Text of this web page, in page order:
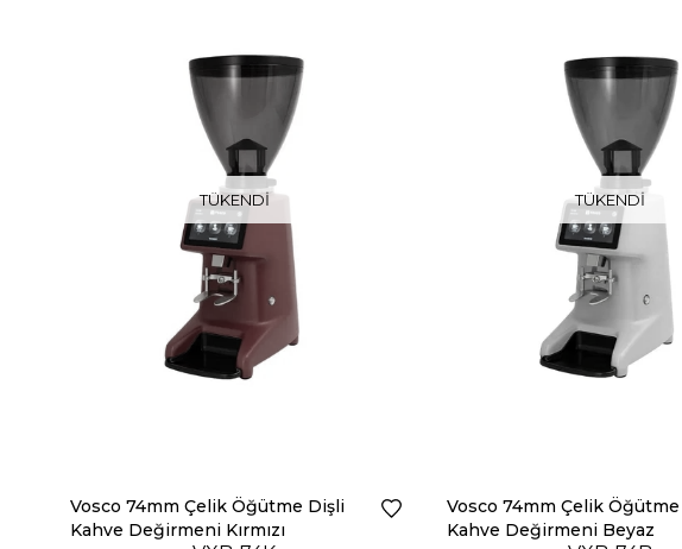
TÜKENDI
Vosco 74mm Çelik Öğütme Dişli
Kahve Değirmeni Kırmızı
TÜKENDI
Vosco 74mm Çelik
Kahve Değirmeni Beyaz